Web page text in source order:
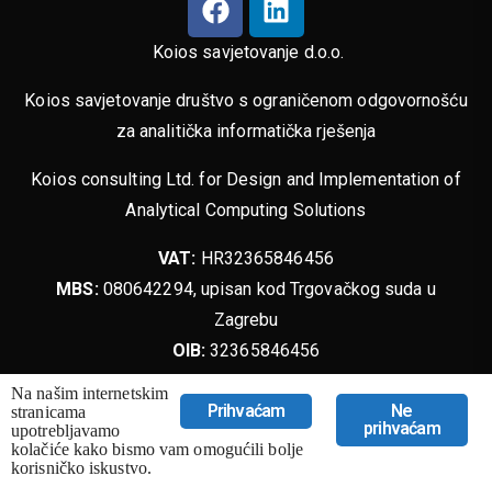
Koios savjetovanje d.o.o.
Koios savjetovanje društvo s ograničenom odgovornošću
za analitička informatička rješenja
Koios consulting Ltd. for Design and Implementation of
Analytical Computing Solutions
VAT: HR32365846456
MBS:080642294, upisan kod Trgovačkog suda u
Zagrebu
OIB: 32365846456
Temeljni kapital:200.000,00 kn, uplaćen u cijelosti
Pravne napomene
Ne
prihvaćam
Prihvaćam
Na našim internetskim
stranicama
upotrebljavamo
kolačiće kako bismo vam omogućili bolje
korisničko iskustvo.